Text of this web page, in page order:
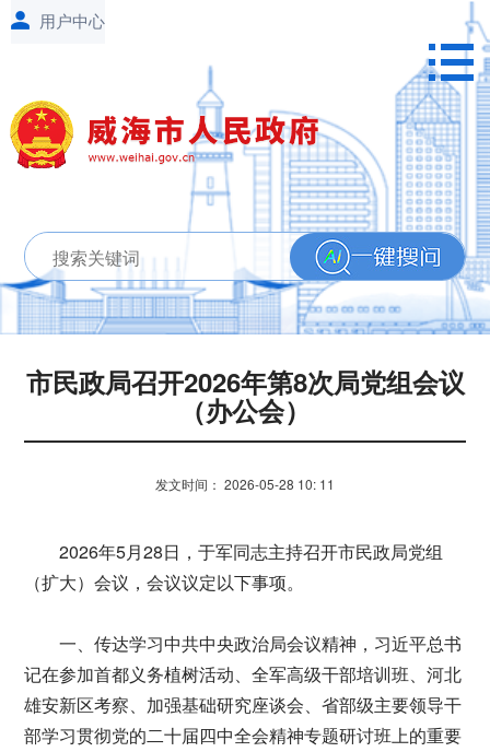
市民政局召开2026年第8次局党组会议
（办公会）
发文时间： 2026-05-28 10: 11
2026年5月28日，于军同志主持召开市民政局党组
（扩大）会议，会议议定以下事项。
一、传达学习中共中央政治局会议精神，习近平总书
记在参加首都义务植树活动、全军高级干部培训班、河北
雄安新区考察、加强基础研究座谈会、省部级主要领导干
部学习贯彻党的二十届四中全会精神专题研讨班上的重要